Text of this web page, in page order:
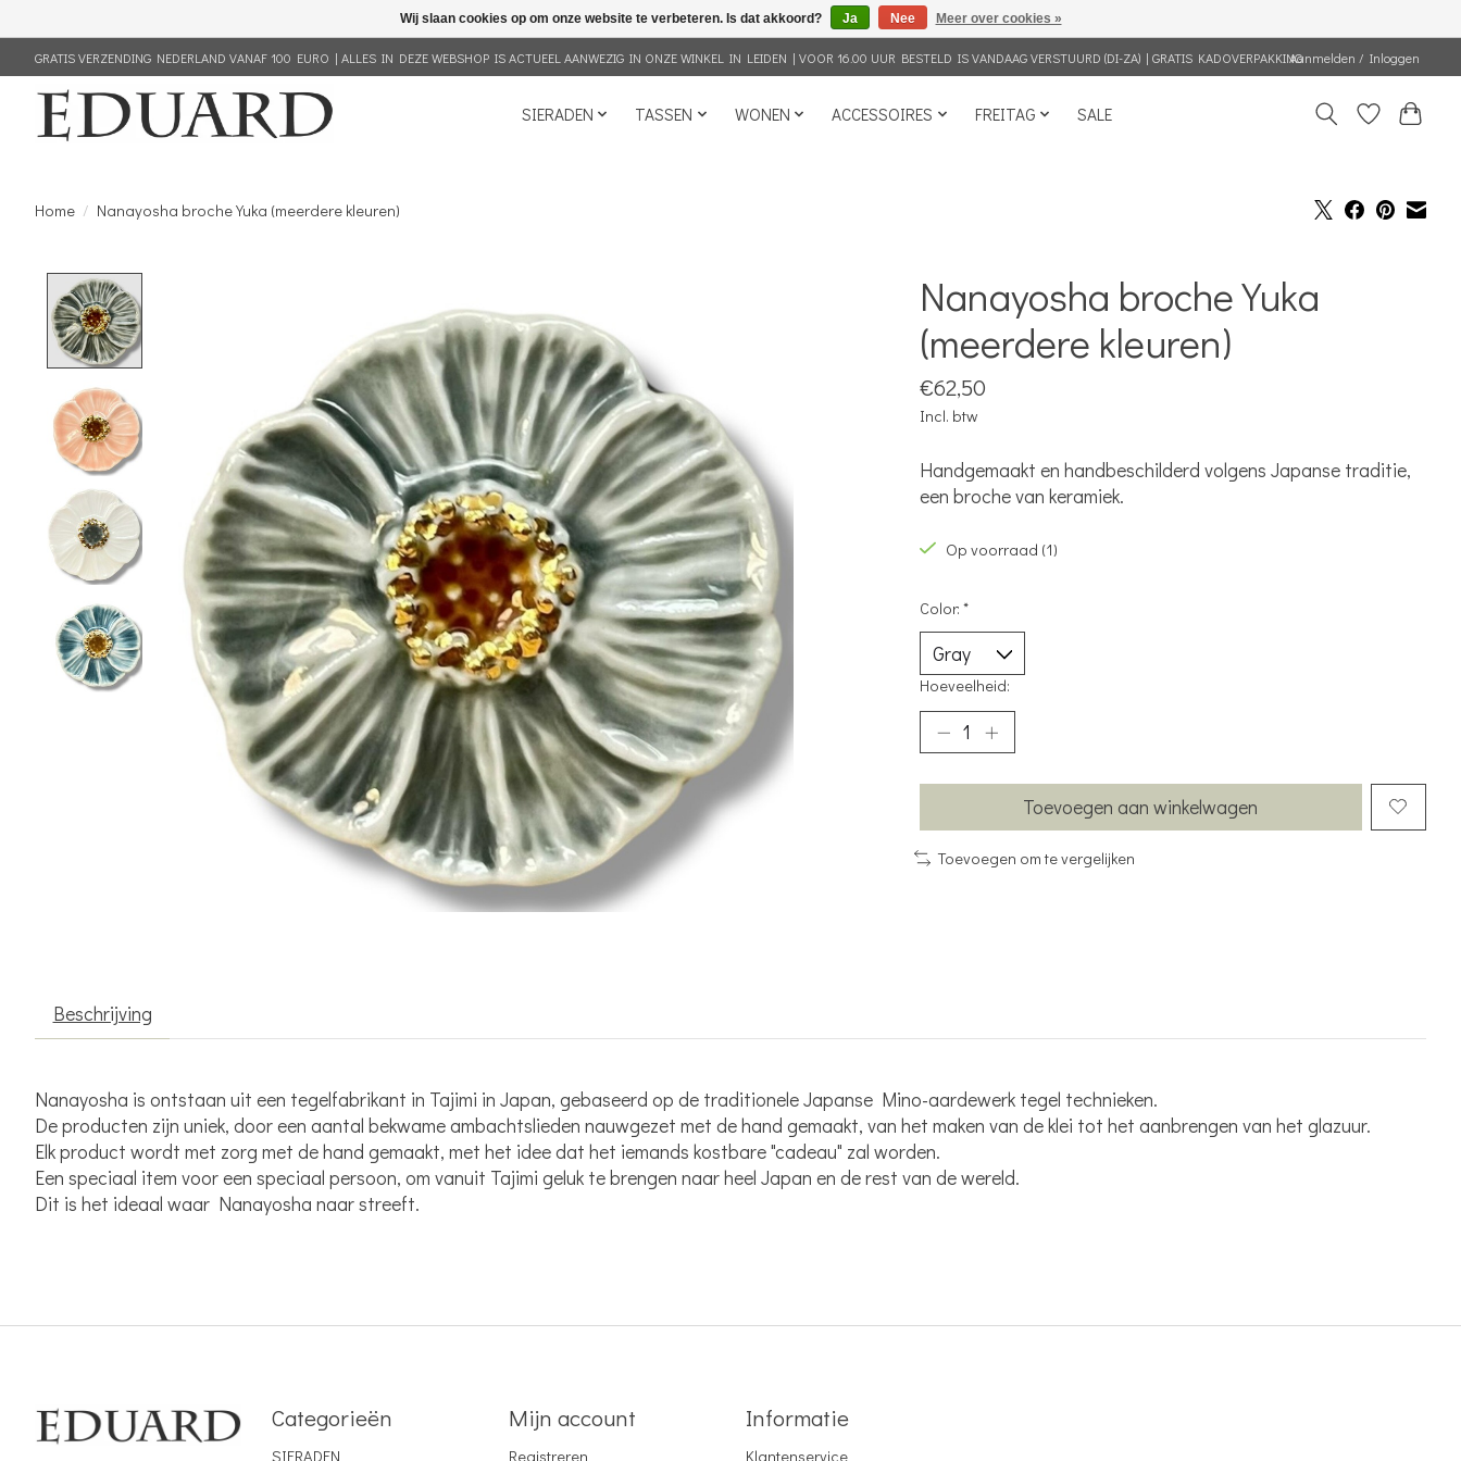
GRATIS VERZENDING NEDERLAND VANAF 100 EURO | ALLES IN DEZE WEBSHOP IS ACTUEEL AANWEZIG IN ONZE WINKEL IN LEIDEN | VOOR 16.00 UUR BESTELD IS VANDAAG VERSTUURD (DI-ZA) | GRATIS KADOVERPAKKINGAanmelden / Inloggen
SIERADEN TASSEN WONEN ACCESSOIRES FREITAG SALE
Home / Nanayosha broche Yuka (meerdere kleuren)
Nanayosha broche Yuka
(meerdere kleuren)
€62,50
Incl. btw
Handgemaakt en handbeschilderd volgens Japanse traditie,
een broche van keramiek.
Op voorraad (1)
Color: *
Hoeveelheid:
Toevoegen aan winkelwagen
Toevoegen om te vergelijken
Beschrijving
Nanayosha is ontstaan ​​uit een tegelfabrikant in Tajimi in Japan, gebaseerd op de traditionele Japanse Mino-aardewerk tegel technieken.
De producten zijn uniek, door een aantal bekwame ambachtslieden nauwgezet met de hand gemaakt, van het maken van de klei tot het aanbrengen van het glazuur.
Elk product wordt met zorg met de hand gemaakt, met het idee dat het iemands kostbare "cadeau" zal worden.
Een speciaal item voor een speciaal persoon, om vanuit Tajimi geluk te brengen naar heel Japan en de rest van de wereld.
Dit is het ideaal waar Nanayosha naar streeft.
Categorieën
SIERADEN
Mijn account
Registreren
Informatie
Klantenservice
Wij slaan cookies op om onze website te verbeteren. Is dat akkoord? Ja Nee Meer over cookies »